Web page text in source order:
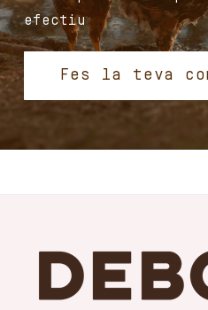
efectiu
Fes la teva